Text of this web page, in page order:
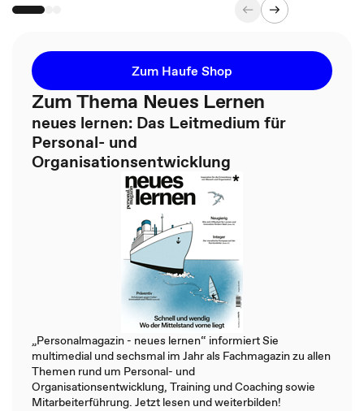
Zum Haufe Shop
Zum Thema Neues Lernen
neues lernen: Das Leitmedium für
Personal- und
Organisationsentwicklung
„Personalmagazin - neues lernen“ informiert Sie
multimedial und sechsmal im Jahr als Fachmagazin zu allen
Themen rund um Personal- und
Organisationsentwicklung, Training und Coaching sowie
Mitarbeiterführung. Jetzt lesen und weiterbilden!